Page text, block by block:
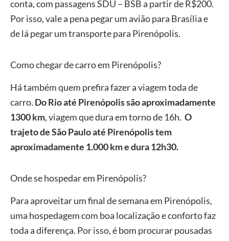
conta, com passagens SDU – BSB a partir de R$200.
Por isso, vale a pena pegar um avião para Brasília e
de lá pegar um transporte para Pirenópolis.
Como chegar de carro em Pirenópolis?
Há também quem prefira fazer a viagem toda de
carro. Do Rio até Pirenópolis são aproximadamente
1300 km, viagem que dura em torno de 16h. O
trajeto de São Paulo até Pirenópolis tem
aproximadamente 1.000 km e dura 12h30.
Onde se hospedar em Pirenópolis?
Para aproveitar um final de semana em Pirenópolis,
uma hospedagem com boa localização e conforto faz
toda a diferença. Por isso, é bom procurar pousadas